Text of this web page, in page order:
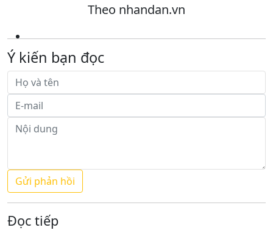
Theo nhandan.vn
Ý kiến bạn đọc
Đọc tiếp